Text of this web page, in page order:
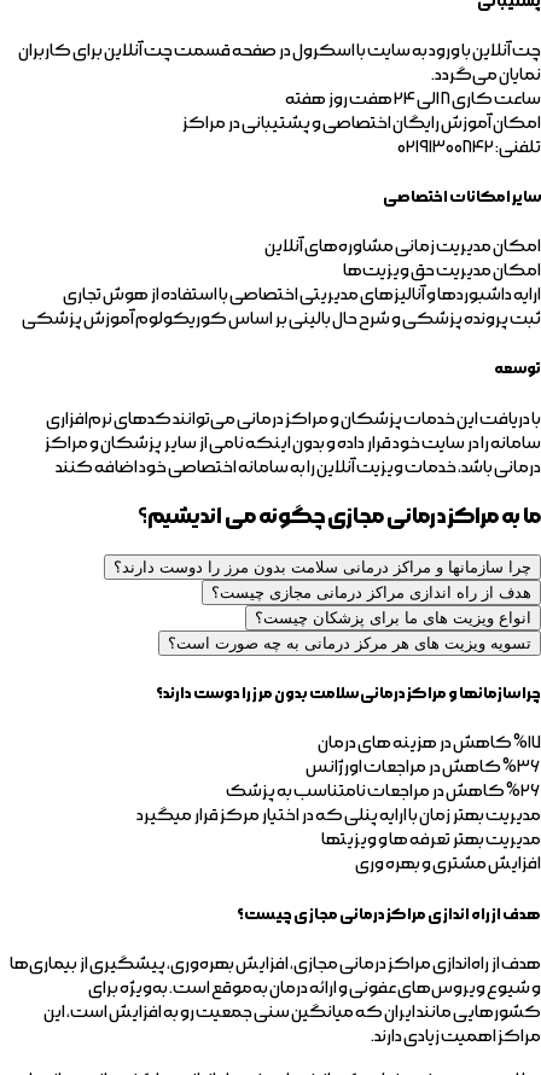
چت آنلاین با ورود به سایت با اسکرول در صفحه قسمت چت آنلاین برای کاربران
نمایان می‌گردد.
ساعت کاری ۸ الی ۲۴ هفت روز هفته
امکان آموزش رایگان اختصاصی و پشتیبانی در مراکز
تلفنی: ۰۲۱۹۱۳۰۰۸۴۲
سایر امکانات اختصاصی
امکان مدیریت زمانی مشاوره‌های آنلاین
امکان مدیریت حق ویزیت‌ها
ارایه داشبوردها و آنالیزهای مدیریتی اختصاصی با استفاده از هوش تجاری
ثبت پرونده پزشکی و شرح حال بالینی بر اساس کوریکولوم آموزش پزشکی
توسعه
با دریافت این خدمات پزشکان و مراکز درمانی می‌توانند کدهای نرم‌افزاری
سامانه را در سایت خود قرار داده و بدون اینکه نامی از سایر پزشکان و مراکز
درمانی باشد، خدمات ویزیت آنلاین را به سامانه اختصاصی خود اضافه کنند
ما به مراکز درمانی مجازی چگونه می اندیشیم؟
چرا سازمانها و مراکز درمانی سلامت بدون مرز را دوست دارند؟
هدف از راه اندازی مراکز درمانی مجازی چیست؟
انواع ویزیت های ما برای پزشکان چیست؟
تسویه ویزیت های هر مرکز درمانی به چه صورت است؟
چرا سازمانها و مراکز درمانی سلامت بدون مرز را دوست دارند؟
%۱۷ کاهش در هزینه های درمان
%۳۶ کاهش در مراجعات اورژانس
%۲۶ کاهش در مراجعات نامتناسب به پزشک
مدیریت بهتر زمان با ارایه پنلی که در اختیار مرکز قرار میگیرد
مدیریت بهتر تعرفه ها و ویزیتها
افزایش مشتری و بهره وری
هدف از راه اندازی مراکز درمانی مجازی چیست؟
هدف از راه‌اندازی مراکز درمانی مجازی، افزایش بهره‌وری، پیشگیری از بیماری‌ها
و شیوع ویروس‌های عفونی و ارائه درمان به‌موقع است. به‌ویژه برای
کشورهایی مانند ایران که میانگین سنی جمعیت رو به افزایش است، این
مراکز اهمیت زیادی دارند.